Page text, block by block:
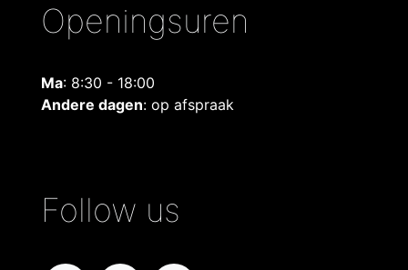
Openingsuren
Ma: 8:30 - 18:00
Andere dagen: op afspraak
Follow us